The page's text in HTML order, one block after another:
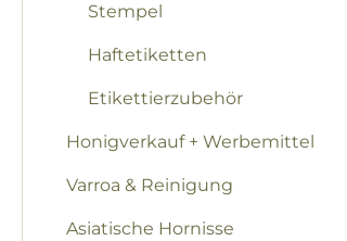
Stempel
Haftetiketten
Etikettierzubehör
Honigverkauf + Werbemittel
Varroa & Reinigung
Asiatische Hornisse